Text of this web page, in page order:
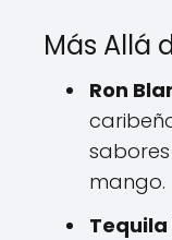
Más Allá
Ron
mango.
Tequila